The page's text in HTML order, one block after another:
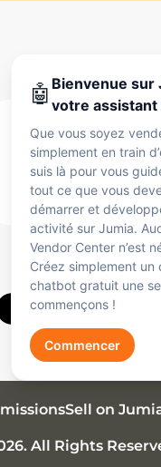
Promotions
En savoir plus
Sell on
All Rights
🤖 Bienvenue sur
votre assistant
Que vous soyez
simplement en train
suis là pour vous
tout ce que vous
démarrer et
activité sur Jumia.
Vendor Center n’est
Créez simplement un
chatbot gratuit une
commençons !
Commencer